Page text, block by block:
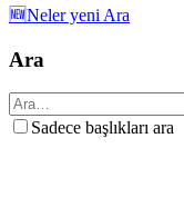
🆕Neler yeni Ara
Ara
Sadece başlıkları ara